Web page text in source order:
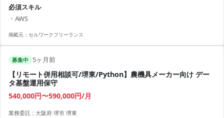
な勤務が可能 ・先進的なデータ分析ツールをフル活用するチャンスあ
り ・リーダーシップを発揮できる重要なポジションでの参画 ・クラウ
ド上での効率的なデータ分析に関与 ・データ分析の専門性を高め、ス
必須スキル
・AWS
掲載元： セルワークフリーランス
募集中 5ヶ月前
【リモート併用相談可/堺東/Python】農機具メーカー向け デー
タ基盤運用保守
540,000円〜590,000円/月
業務委託 | 大阪府 堺市 堺東